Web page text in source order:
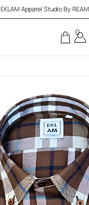
EKLAM Apparel Studio By REAM
0